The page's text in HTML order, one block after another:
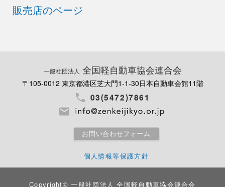
販売店のページ
一般社団法人 全国軽自動車協会連合会
〒105-0012 東京都港区芝大門1-1-30日本自動車会館11階
03(5472)7861
お問い合わせフォーム
個人情報等保護方針
Copyright©一般社団法人 全国軽自動車協会連合会